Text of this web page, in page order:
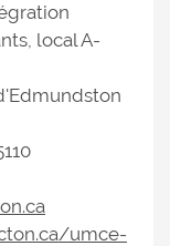
local A-
umce-